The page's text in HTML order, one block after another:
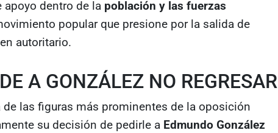
apoyo dentro de la población y las fuerzas
popular que presione por la salida de
autoritario.
A GONZÁLEZ NO REGRESAR
de las figuras más prominentes de la oposición
su decisión de pedirle a Edmundo González